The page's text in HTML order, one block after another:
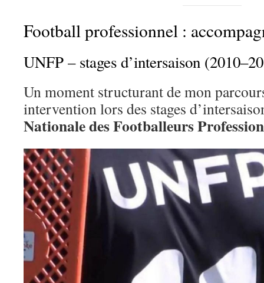
Football professionnel :
UNFP – stages d’intersaison
Un moment structurant de mon
intervention lors des stages
Nationale des Footballeurs